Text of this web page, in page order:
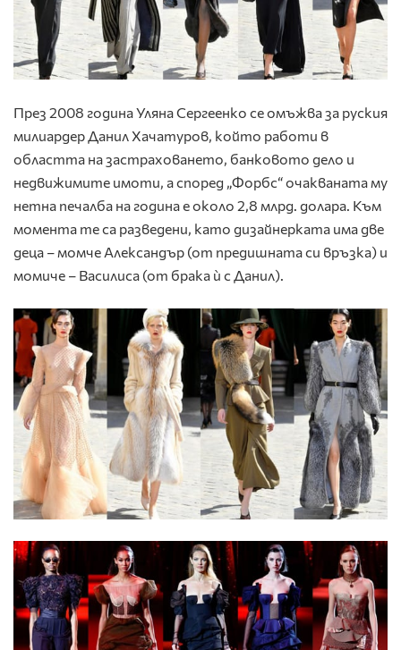
През 2008 година Уляна Сергеенко се омъжва за руския
милиардер Данил Хачатуров, който работи в
областта на застраховането, банковото дело и
недвижимите имоти, а според „Форбс“ очакваната му
нетна печалба на година е около 2,8 млрд. долара. Към
момента те са разведени, като дизайнерката има две
деца – момче Александър (от предишната си връзка) и
момиче – Василиса (от брака ѝ с Данил).